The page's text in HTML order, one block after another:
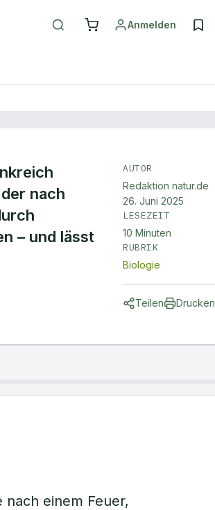
Anmelden
nach
– und lässt
AUTOR
Redaktion natur.de
26. Juni 2025
LESEZEIT
10 Minuten
RUBRIK
Biologie
Teilen Drucken
nach einem Feuer,